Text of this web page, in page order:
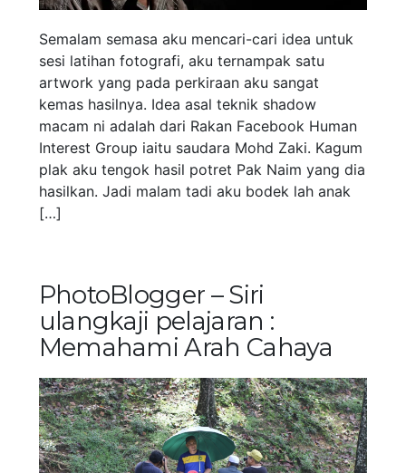
Semalam semasa aku mencari-cari idea untuk
sesi latihan fotografi, aku ternampak satu
artwork yang pada perkiraan aku sangat
kemas hasilnya. Idea asal teknik shadow
macam ni adalah dari Rakan Facebook Human
Interest Group iaitu saudara Mohd Zaki. Kagum
plak aku tengok hasil potret Pak Naim yang dia
hasilkan. Jadi malam tadi aku bodek lah anak
[…]
PhotoBlogger – Siri
ulangkaji pelajaran :
Memahami Arah Cahaya